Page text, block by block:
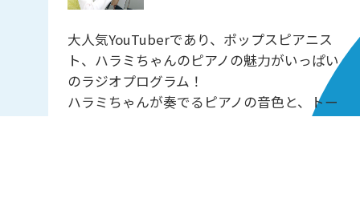
大人気YouTuberであり、ポップスピアニス
ト、ハラミちゃんのピアノの魅力がいっぱい
のラジオプログラム！
ハラミちゃんが奏でるピアノの音色と、トー
クという名の音色をぜひお聞きください！